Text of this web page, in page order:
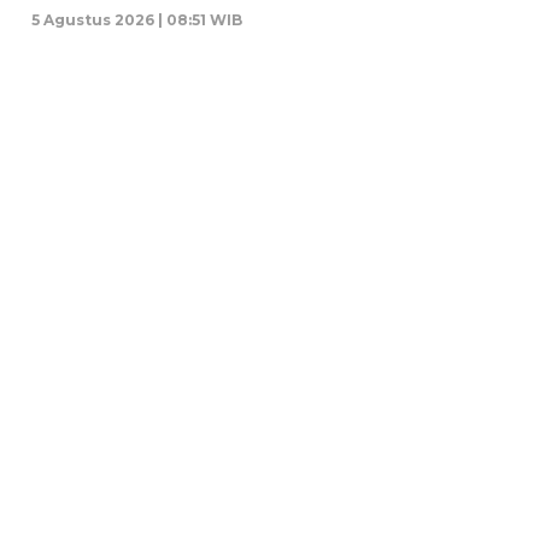
5 Agustus 2026 | 08:51 WIB